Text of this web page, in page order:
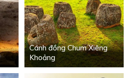
Cánh đồng Chum Xiêng
Khoảng